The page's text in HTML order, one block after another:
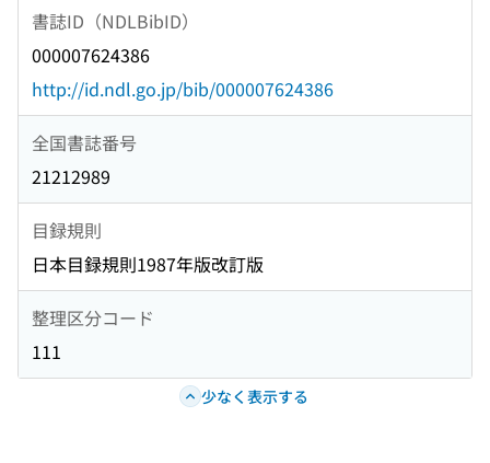
書誌ID（NDLBibID）
000007624386
http://id.ndl.go.jp/bib/000007624386
全国書誌番号
21212989
目録規則
日本目録規則1987年版改訂版
整理区分コード
111
少なく表示する